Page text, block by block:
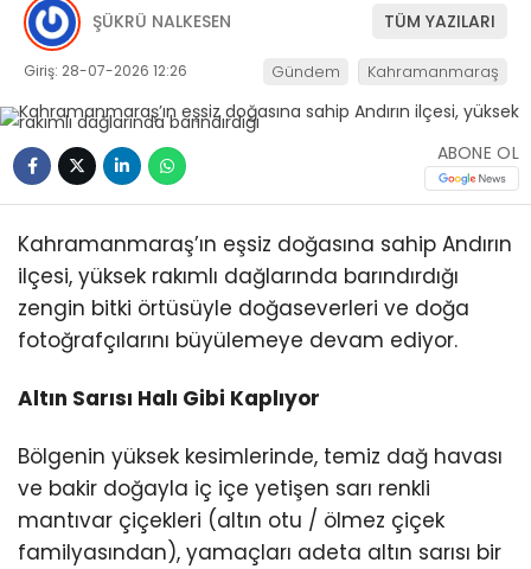
ŞÜKRÜ NALKESEN TÜM YAZILARI
Giriş: 28-07-2026 12:26 Gündem Kahramanmaraş
ABONE OL
Kahramanmaraş’ın eşsiz doğasına sahip Andırın
ilçesi, yüksek rakımlı dağlarında barındırdığı
zengin bitki örtüsüyle doğaseverleri ve doğa
fotoğrafçılarını büyülemeye devam ediyor.
Altın Sarısı Halı Gibi Kaplıyor
Bölgenin yüksek kesimlerinde, temiz dağ havası
ve bakir doğayla iç içe yetişen sarı renkli
mantıvar çiçekleri (altın otu / ölmez çiçek
familyasından), yamaçları adeta altın sarısı bir